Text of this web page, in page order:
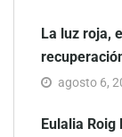
La luz roja,
agosto 6,
Eulalia Roig